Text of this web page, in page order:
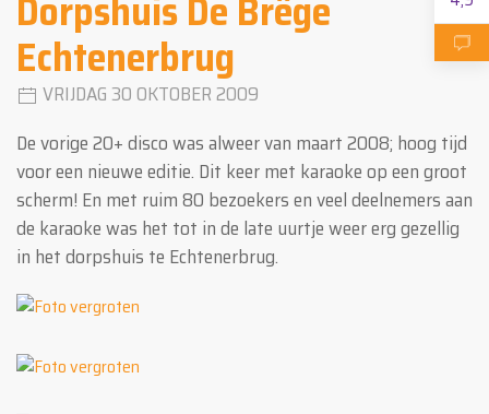
Echtenerbrug
VRIJDAG 30 OKTOBER 2009
De vorige 20+ disco was alweer van maart 2008; hoog tijd
voor een nieuwe editie. Dit keer met karaoke op een groot
scherm! En met ruim 80 bezoekers en veel deelnemers aan
de karaoke was het tot in de late uurtje weer erg gezellig
in het dorpshuis te Echtenerbrug.